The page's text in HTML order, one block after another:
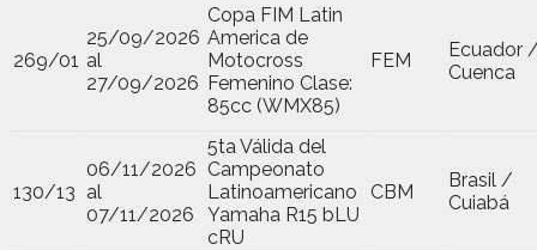
269/01
25/09/2026
al
27/09/2026
Copa FIM Latin
America de
Motocross
Femenino Clase:
85cc (WMX85)
FEM
Ecuador
Cuenca
130/13
06/11/2026
al
07/11/2026
5ta Válida del
Campeonato
Latinoamericano
Yamaha R15 bLU
cRU
CBM
Brasil /
Cuiabá